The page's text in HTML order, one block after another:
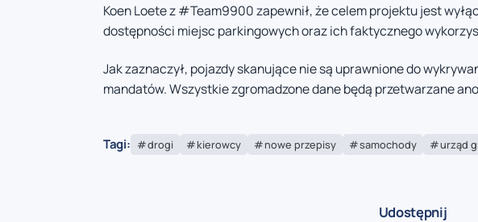
Koen Loete z #Team9900 zapewnił, że celem projektu jest
dostępności miejsc parkingowych oraz ich faktycznego
Jak zaznaczył, pojazdy skanujące nie są uprawnione do
mandatów. Wszystkie zgromadzone dane będą przetwarzane
Tagi: drogi kierowcy nowe przepisy samochody urząd
Udostępnij